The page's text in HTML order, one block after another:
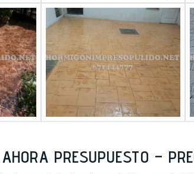
PRESUPUESTO –